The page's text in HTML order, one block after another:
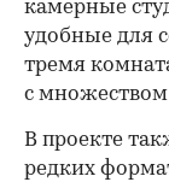
камерные
удобные для
тремя
с множеством
В проекте
редких